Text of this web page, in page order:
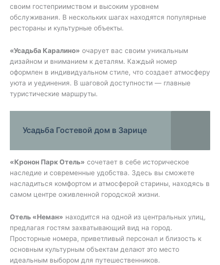
своим гостеприимством и высоким уровнем
обслуживания. В нескольких шагах находятся популярные
рестораны и культурные объекты.
«Усадьба Каралино» очарует вас своим уникальным
дизайном и вниманием к деталям. Каждый номер
оформлен в индивидуальном стиле, что создает атмосферу
уюта и уединения. В шаговой доступности — главные
туристические маршруты.
Усадьба Гостевой дом в Зарице
«Кронон Парк Отель» сочетает в себе историческое
наследие и современные удобства. Здесь вы сможете
насладиться комфортом и атмосферой старины, находясь в
самом центре оживленной городской жизни.
Отель «Неман» находится на одной из центральных улиц,
предлагая гостям захватывающий вид на город.
Просторные номера, приветливый персонал и близость к
основным культурным объектам делают это место
идеальным выбором для путешественников.